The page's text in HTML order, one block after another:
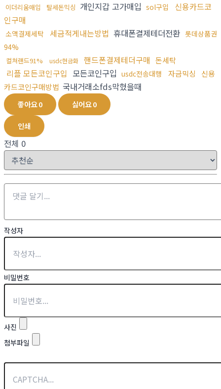
이더리움매입 탈세돈믹싱 개인지갑 고가매입 sol구입
신용카드코
인구매
소액결제세탁 세금적게내는방법 휴대폰결제테더전환 롯데상품권
94%
컬쳐랜드91% usdc현금화 핸드폰결제테더구매 돈세탁
리플 모든코인구입 모든코인구입 usdc전송대행 자금믹싱
신용
카드코인구매방법 국내거래소fds막혔을때
좋아요0 싫어요0
인쇄
전체 0
작성자
비밀번호
사진
첨부파일